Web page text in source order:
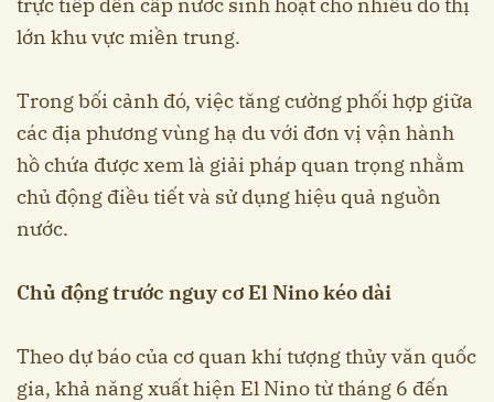
lớn khu vực miền trung.
Trong bối cảnh đó, việc tăng cường phối hợp giữa
các địa phương vùng hạ du với đơn vị vận hành
hồ chứa được xem là giải pháp quan trọng nhằm
chủ động điều tiết và sử dụng hiệu quả nguồn
nước.
Chủ động trước nguy cơ El Nino kéo dài
Theo dự báo của cơ quan khí tượng thủy văn quốc
gia, khả năng xuất hiện El Nino từ tháng 6 đến